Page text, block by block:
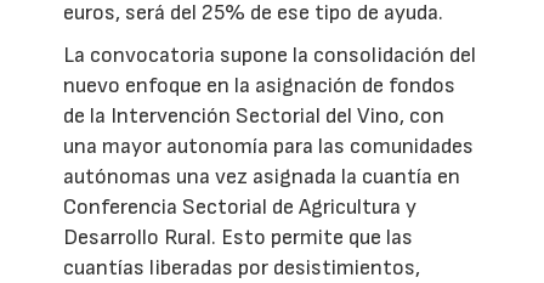
euros, será del 25% de ese tipo de ayuda.
La convocatoria supone la consolidación del
nuevo enfoque en la asignación de fondos
de la Intervención Sectorial del Vino, con
una mayor autonomía para las comunidades
autónomas una vez asignada la cuantía en
Conferencia Sectorial de Agricultura y
Desarrollo Rural. Esto permite que las
cuantías liberadas por desistimientos,